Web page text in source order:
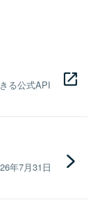
る公式API
年7月31日